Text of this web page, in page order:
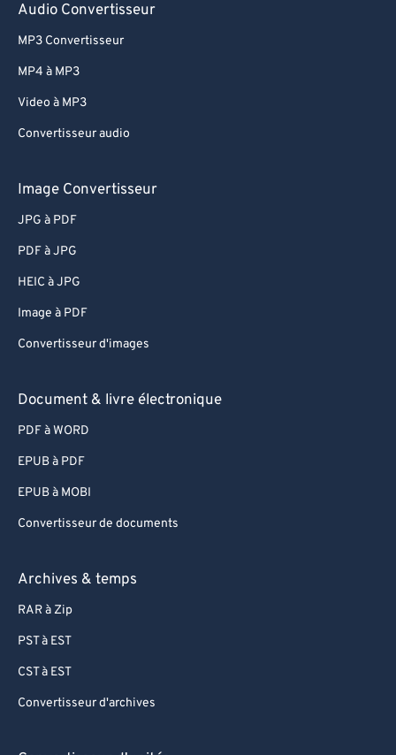
Audio Convertisseur
MP3 Convertisseur
MP4 à MP3
Video à MP3
Convertisseur audio
Image Convertisseur
JPG à PDF
PDF à JPG
HEIC à JPG
Image à PDF
Convertisseur d'images
Document & livre électronique
PDF à WORD
EPUB à PDF
EPUB à MOBI
Convertisseur de documents
Archives & temps
RAR à Zip
PST à EST
CST à EST
Convertisseur d'archives